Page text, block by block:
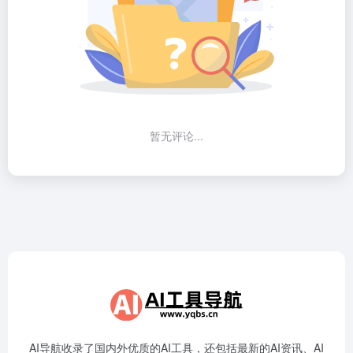
暂无评论...
AI导航收录了国内外优质的AI工具，还包括最新的AI资讯、AI